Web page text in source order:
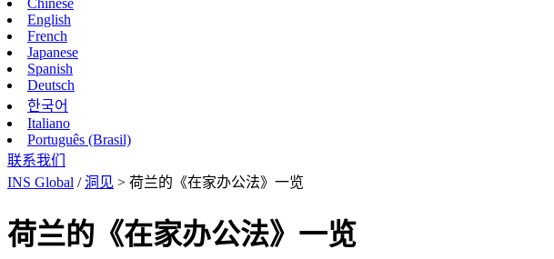
English
French
Japanese
Spanish
Deutsch
한국어
Italiano
Português (Brasil)
联系我们
INS Global /洞见 > 荷兰的《在家办公法》一览
荷兰的《在家办公法》一览